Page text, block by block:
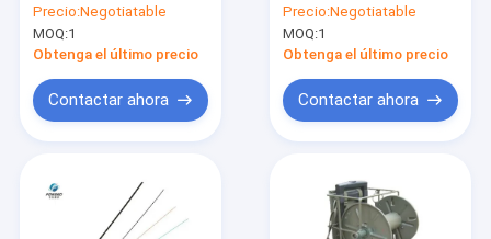
alambre del metal al
aire libre
Precio:Negotiatable
MOQ:1
Obtenga el último precio
Contactar ahora
del tambor del carro
del carrete de cable
óptico
Precio:Negotiatable
MOQ:1
Obtenga el último precio
Contactar ahora